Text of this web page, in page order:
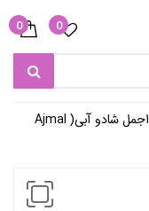
0
0
ادکلن اجمل شادو آبی( Ajmal